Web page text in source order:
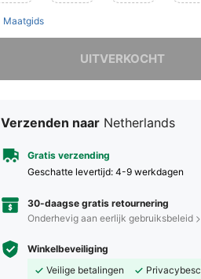
Maatgids
UITVERKOCHT
Verzenden naar Netherlands
Gratis verzending
Geschatte levertijd: 4-9 werkdagen
30-daagse gratis retournering
Onderhevig aan eerlijk gebruiksbeleid
Winkelbeveiliging
Veilige betalingen